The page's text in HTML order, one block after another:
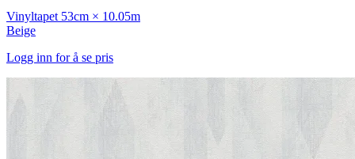
Vinyltapet 53cm × 10.05m
Beige
Logg inn for å se pris